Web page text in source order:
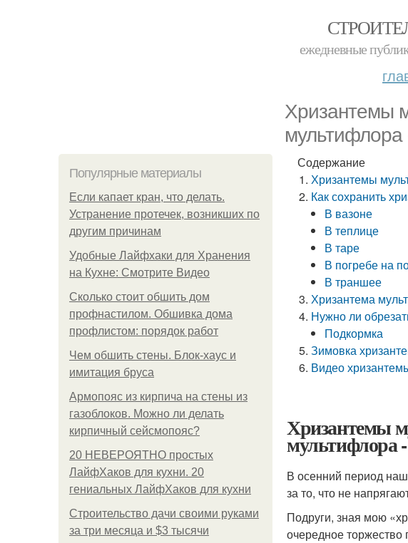
ежедневные
Хризантемы
Популярные материалы
Если капает кран, что делать.
Устранение протечек, возникших по
другим причинам
Удобные Лайфхаки для Хранения
на Кухне: Смотрите Видео
Сколько стоит обшить дом
профнастилом. Обшивка дома
профлистом: порядок работ
Чем обшить стены. Блок-хаус и
имитация бруса
Армопояс из кирпича на стены из
газоблоков. Можно ли делать
кирпичный сейсмопояс?
20 НЕВЕРОЯТНО простых
ЛайфХаков для кухни. 20
гениальных ЛайфХаков для кухни
Строительство дачи своими руками
за три месяца и $3 тысячи
Содержание
Хризантемы
Как сохранить
В вазоне
В теплице
В таре
В погребе на
В траншее
Хризантема
Нужно ли
Подкормка
Зимовка
Видео
Хризантемы
мультифлора
В осенний период
за то, что не
Подруги, зная мою
очередное торжество